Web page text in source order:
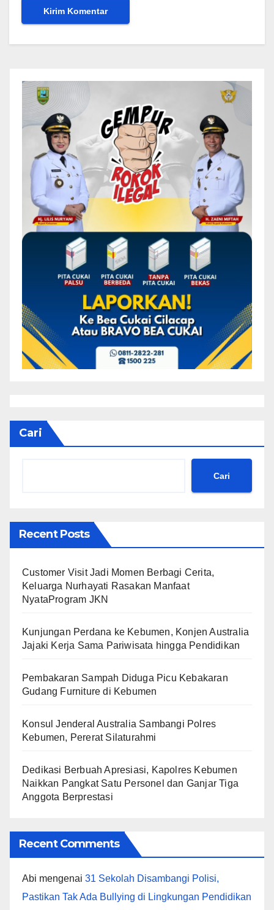
Cari
Cari
Recent Posts
Customer Visit Jadi Momen Berbagi Cerita,
Keluarga Nurhayati Rasakan Manfaat
NyataProgram JKN
Kunjungan Perdana ke Kebumen, Konjen Australia
Jajaki Kerja Sama Pariwisata hingga Pendidikan
Pembakaran Sampah Diduga Picu Kebakaran
Gudang Furniture di Kebumen
Konsul Jenderal Australia Sambangi Polres
Kebumen, Pererat Silaturahmi
Dedikasi Berbuah Apresiasi, Kapolres Kebumen
Naikkan Pangkat Satu Personel dan Ganjar Tiga
Anggota Berprestasi
Recent Comments
Abi mengenai 31 Sekolah Disambangi Polisi,
Pastikan Tak Ada Bullying di Lingkungan Pendidikan